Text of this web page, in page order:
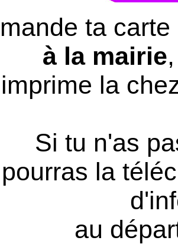
ta
à la mairie
la
Si tu n'as
la
au